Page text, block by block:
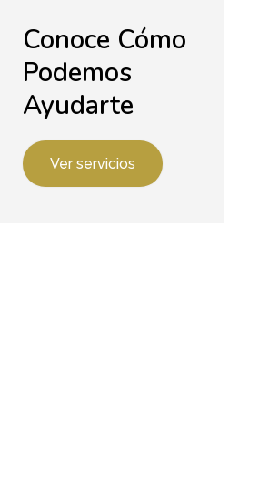
Conoce Cómo
Podemos
Ayudarte
Ver servicios